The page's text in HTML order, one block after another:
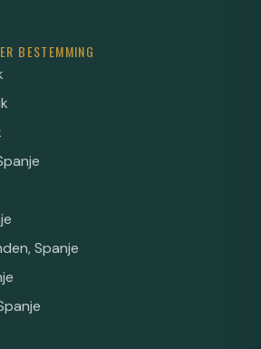
BESTEMMING
Spanje